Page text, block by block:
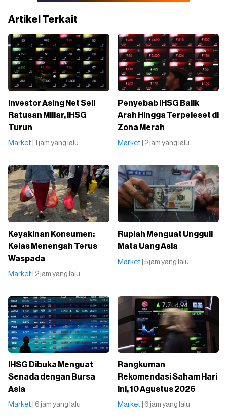
Artikel Terkait
Investor Asing Net Sell
Ratusan Miliar, IHSG
Turun
Market | 1 jam yang lalu
Penyebab IHSG Balik
Arah Hingga Terpeleset di
Zona Merah
Market | 2 jam yang lalu
Keyakinan Konsumen:
Kelas Menengah Terus
Waspada
Market | 2 jam yang lalu
Rupiah Menguat Ungguli
Mata Uang Asia
Market | 5 jam yang lalu
IHSG Dibuka Menguat
Senada dengan Bursa
Asia
Market | 6 jam yang lalu
Rangkuman
Rekomendasi Saham Hari
Ini, 10 Agustus 2026
Market | 6 jam yang lalu